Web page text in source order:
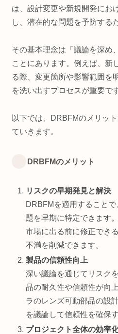
は、設計変更や新規開発にお
し、潜在的な問題を予防する
その基本理念は「議論を深め
ことにあります。例えば、新
る際、変更箇所や影響範囲を
を洗い出すプロセスが重要です
以下では、DRBFMのメリッ
ていきます。
DRBFMのメリット
リスクの早期発見と解決
DRBFMを適用すること
題を早期に特定できます
市場に出る前に修正でき
不満を削減できます。
製品の信頼性向上
深い議論を通じてリスク
品の耐久性や信頼性が向
ラのレンズ可動部品の設
を議論して信頼性を確保
プロジェクト全体の効率